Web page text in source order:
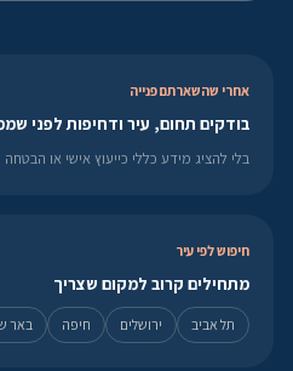
אחרי שהשארתם פנייה
בודקים תחום, עיר ודחיפות לפני
בלי להציג מידע כללי כייעוץ אישי או
חיפוש לפי עיר
מתחילים קרוב למקום שצריך
תל אביב ירושלים חיפה באר